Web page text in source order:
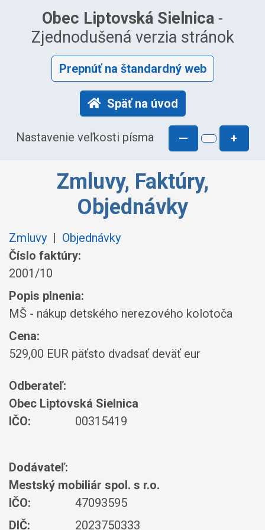
Obec Liptovská Sielnica -
Zjednodušená verzia stránok
Prepnúť na štandardný web
Späť na úvod
Nastavenie veľkosti písma — +
Zmluvy, Faktúry,
Objednávky
Zmluvy | Objednávky
Číslo faktúry:
2001/10
Popis plnenia:
MŠ - nákup detského nerezového kolotoča
Cena:
529,00 EUR päťsto dvadsať deväť eur
Odberateľ:
Obec Liptovská Sielnica
IČO:
00315419
Dodávateľ:
Mestský mobiliár spol. s r.o.
IČO:
47093595
DIČ:
2023750333